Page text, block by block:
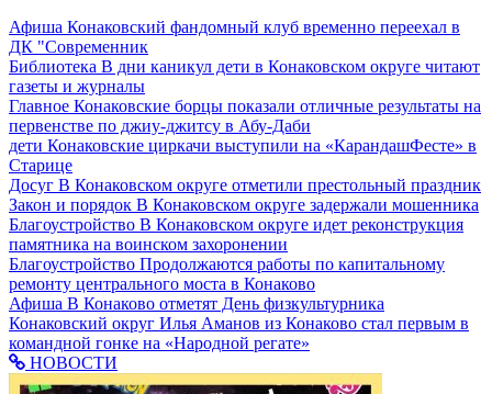
Афиша Конаковский фандомный клуб временно переехал в
ДК "Современник
Библиотека В дни каникул дети в Конаковском округе читают
газеты и журналы
Главное Конаковские борцы показали отличные результаты на
первенстве по джиу-джитсу в Абу-Даби
дети Конаковские циркачи выступили на «КарандашФесте» в
Старице
Досуг В Конаковском округе отметили престольный праздник
Закон и порядок В Конаковском округе задержали мошенника
Благоустройство В Конаковском округе идет реконструкция
памятника на воинском захоронении
Благоустройство Продолжаются работы по капитальному
ремонту центрального моста в Конаково
Афиша В Конаково отметят День физкультурника
Конаковский округ Илья Аманов из Конаково стал первым в
командной гонке на «Народной регате»
НОВОСТИ